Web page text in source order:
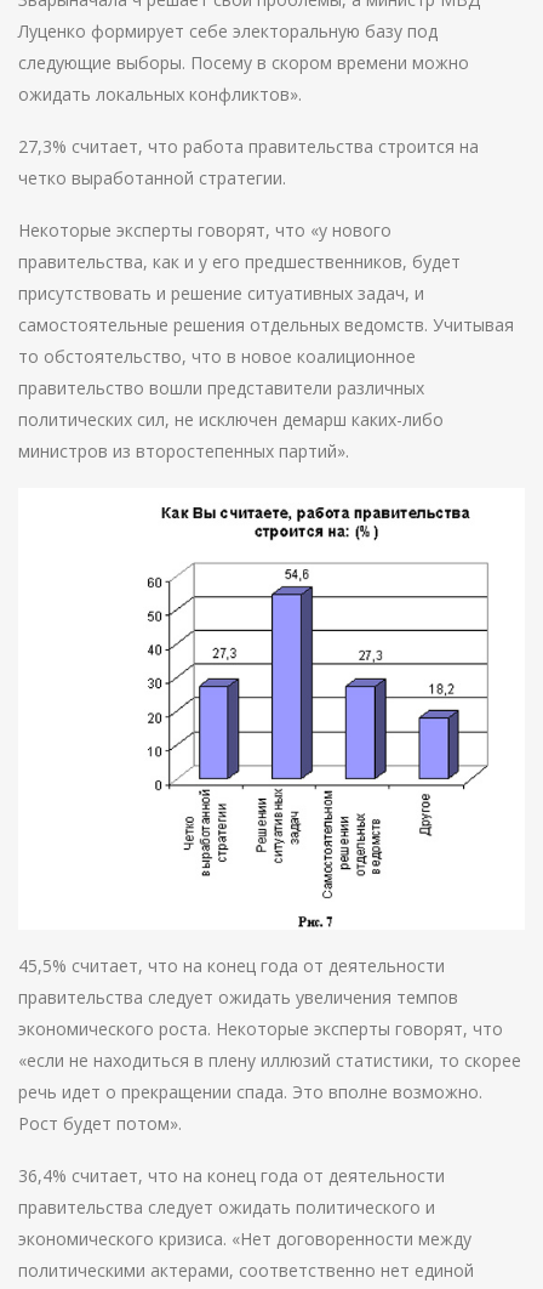
Луценко формирует себе электоральную базу под
следующие выборы. Посему в скором времени можно
ожидать локальных конфликтов».
27,3% считает, что работа правительства строится на
четко выработанной стратегии.
Некоторые эксперты говорят, что «у нового
правительства, как и у его предшественников, будет
присутствовать и решение ситуативных задач, и
самостоятельные решения отдельных ведомств. Учитывая
то обстоятельство, что в новое коалиционное
правительство вошли представители различных
политических сил, не исключен демарш каких-либо
министров из второстепенных партий».
45,5% считает, что на конец года от деятельности
правительства следует ожидать увеличения темпов
экономического роста. Некоторые эксперты говорят, что
«если не находиться в плену иллюзий статистики, то скорее
речь идет о прекращении спада. Это вполне возможно.
Рост будет потом».
36,4% считает, что на конец года от деятельности
правительства следует ожидать политического и
экономического кризиса. «Нет договоренности между
политическими актерами, соответственно нет единой